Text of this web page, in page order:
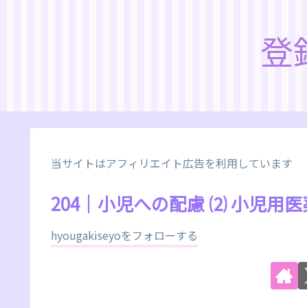
登
当サイトはアフィリエイト広告を利用しています
204｜小児への配慮 ⑵ 小児用
hyougakiseyoをフォローする